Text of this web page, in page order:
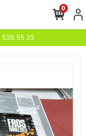
526 55 33
0